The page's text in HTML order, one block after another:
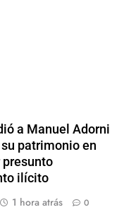
a Manuel Adorni
patrimonio en
presunto
ilícito
1 hora atrás 0